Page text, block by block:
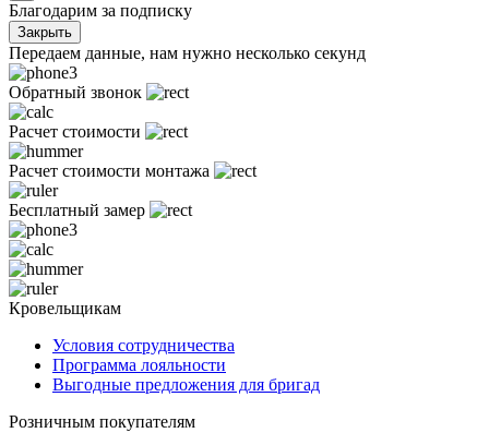
Благодарим за подписку
Закрыть
Передаем данные, нам нужно несколько секунд
Обратный звонок
Расчет стоимости
Расчет стоимости монтажа
Бесплатный замер
Кровельщикам
Условия сотрудничества
Программа лояльности
Выгодные предложения для бригад
Розничным покупателям